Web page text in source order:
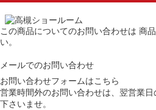
この商品についてのお問い合わせは 商
い。
メールでのお問い合わせ
お問い合わせフォームはこちら
営業時間外のお問い合わせは、翌営業
下さいませ。